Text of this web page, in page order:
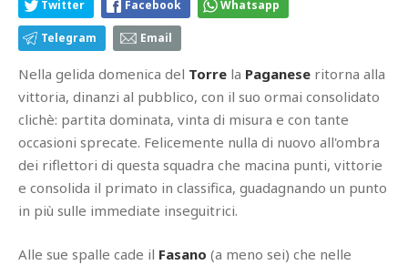
Twitter Facebook Whatsapp
Telegram Email
Nella gelida domenica del Torre la Paganese ritorna alla
vittoria, dinanzi al pubblico, con il suo ormai consolidato
clichè: partita dominata, vinta di misura e con tante
occasioni sprecate. Felicemente nulla di nuovo all'ombra
dei riflettori di questa squadra che macina punti, vittorie
e consolida il primato in classifica, guadagnando un punto
in più sulle immediate inseguitrici.
Alle sue spalle cade il Fasano (a meno sei) che nelle